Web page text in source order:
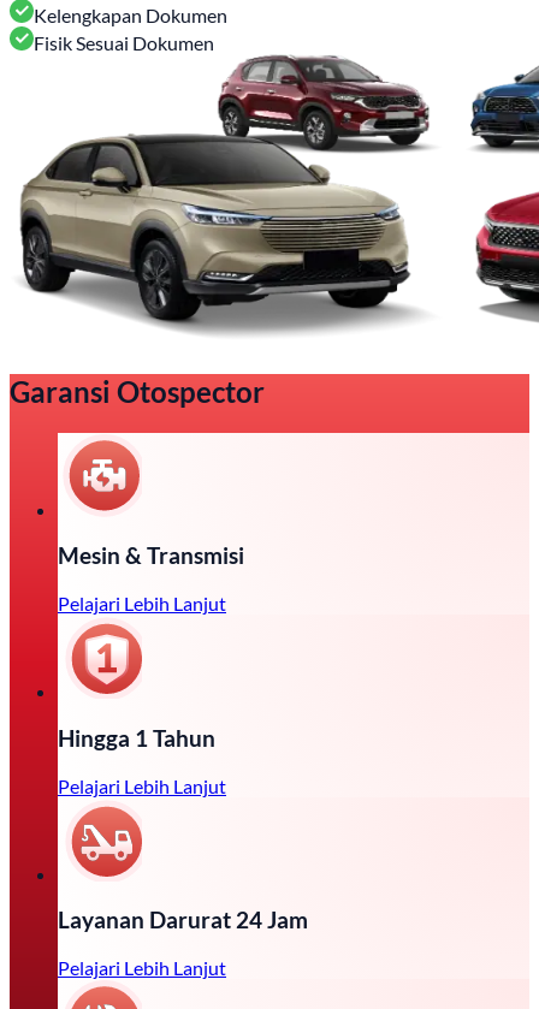
Kelengkapan Dokumen
Fisik Sesuai Dokumen
Garansi Otospector
Mesin & Transmisi
Pelajari Lebih Lanjut
Hingga 1 Tahun
Pelajari Lebih Lanjut
Layanan Darurat 24 Jam
Pelajari Lebih Lanjut